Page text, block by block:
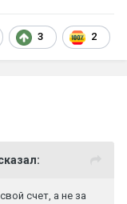
3 2
счет, а не за